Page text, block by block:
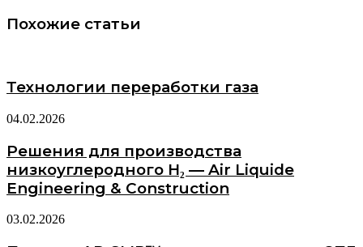
Похожие статьи
Технологии переработки газа
04.02.2026
Решения для производства
низкоуглеродного H₂ — Air Liquide
Engineering & Construction
03.02.2026